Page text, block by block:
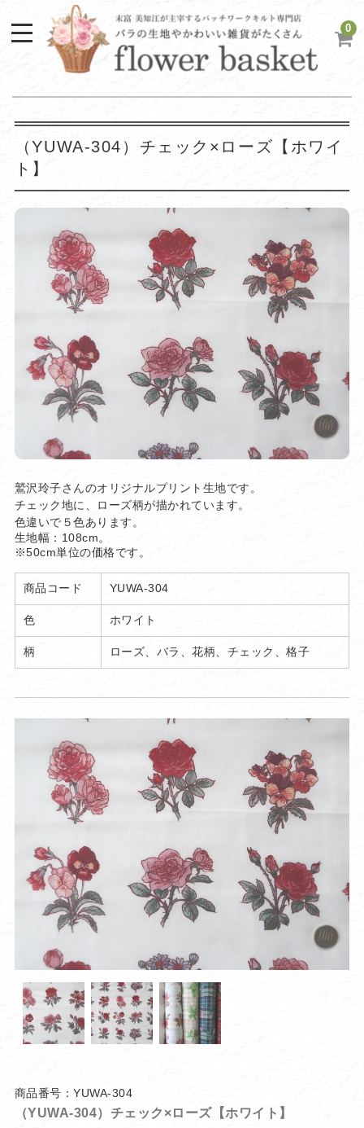
0
（YUWA-304）チェック×ローズ【ホワイ
ト】
鷲沢玲子さんのオリジナルプリント生地です。
チェック地に、ローズ柄が描かれています。
色違いで５色あります。
生地幅：108cm。
※50cm単位の価格です。
商品コード YUWA-304
色 ホワイト
柄 ローズ、バラ、花柄、チェック、格子
商品番号：YUWA-304
（YUWA-304）チェック×ローズ【ホワイト】